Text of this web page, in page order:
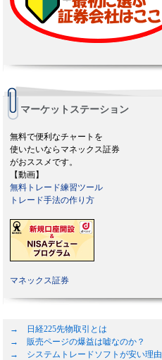
マーケットステーション
無料で便利なチャートを
使いたいならマネックス証券
がおススメです。
【動画】
無料トレード練習ツール
トレード手法の作り方
マネックス証券
→ 日経225先物取引とは
→ 販売ページの爆益は嘘なのか？
→ システムトレードソフトが安い理由